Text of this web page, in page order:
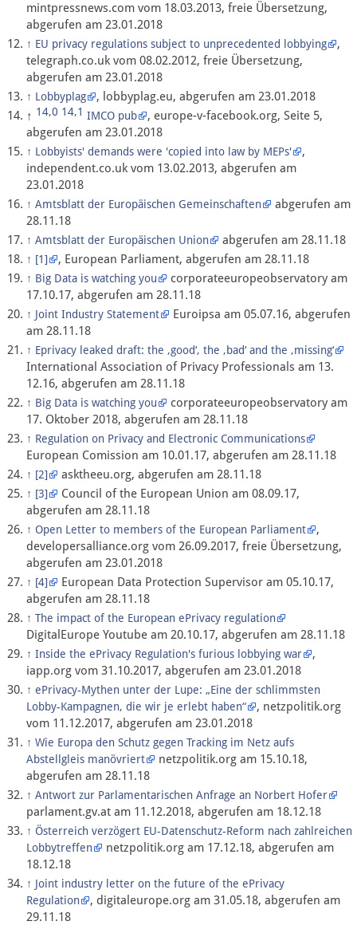
mintpressnews.com vom 18.03.2013, freie Übersetzung,
abgerufen am 23.01.2018
↑ EU privacy regulations subject to unprecedented lobbying
,
telegraph.co.uk vom 08.02.2012, freie Übersetzung,
abgerufen am 23.01.2018
↑ Lobbyplag
, lobbyplag.eu, abgerufen am 23.01.2018
↑ 14,0 14,1 IMCO pub
, europe-v-facebook.org, Seite 5,
abgerufen am 23.01.2018
↑ Lobbyists' demands were 'copied into law by MEPs'
,
independent.co.uk vom 13.02.2013, abgerufen am
23.01.2018
↑ Amtsblatt der Europäischen Gemeinschaften
abgerufen am
28.11.18
↑ Amtsblatt der Europäischen Union abgerufen am 28.11.18
↑ [1] , European Parliament, abgerufen am 28.11.18
↑ Big Data is watching you
corporateeuropeobservatory am
17.10.17, abgerufen am 28.11.18
↑ Joint Industry Statement
Euroipsa am 05.07.16, abgerufen
am 28.11.18
↑ Eprivacy leaked draft: the ‚good‘, the ‚bad‘ and the ‚missing‘
International Association of Privacy Professionals am 13.
12.16, abgerufen am 28.11.18
↑ Big Data is watching you
corporateeuropeobservatory am
17. Oktober 2018, abgerufen am 28.11.18
↑ Regulation on Privacy and Electronic Communications
European Comission am 10.01.17, abgerufen am 28.11.18
↑ [2] asktheeu.org, abgerufen am 28.11.18
↑ [3]
Council of the European Union am 08.09.17,
abgerufen am 28.11.18
↑ Open Letter to members of the European Parliament
,
developersalliance.org vom 26.09.2017, freie Übersetzung,
abgerufen am 23.01.2018
↑ [4]
European Data Protection Supervisor am 05.10.17,
abgerufen am 28.11.18
↑ The impact of the European ePrivacy regulation
DigitalEurope Youtube am 20.10.17, abgerufen am 28.11.18
↑ Inside the ePrivacy Regulation's furious lobbying war
,
iapp.org vom 31.10.2017, abgerufen am 23.01.2018
↑ ePrivacy-Mythen unter der Lupe: „Eine der schlimmsten
Lobby-Kampagnen, die wir je erlebt haben“
, netzpolitik.org
vom 11.12.2017, abgerufen am 23.01.2018
↑ Wie Europa den Schutz gegen Tracking im Netz aufs
Abstellgleis manövriert
netzpolitik.org am 15.10.18,
abgerufen am 28.11.18
↑ Antwort zur Parlamentarischen Anfrage an Norbert Hofer
parlament.gv.at am 11.12.2018, abgerufen am 18.12.18
↑ Österreich verzögert EU-Datenschutz-Reform nach zahlreichen
Lobbytreffen
netzpolitik.org am 17.12.18, abgerufen am
18.12.18
↑ Joint industry letter on the future of the ePrivacy
Regulation
, digitaleurope.org am 31.05.18, abgerufen am
29.11.18